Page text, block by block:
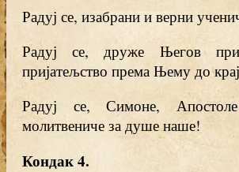
Радуј се, изабрани и верни
Радуј се, друже Његов
пријатељство према Њему до
Радуј се, Симоне,
молитвениче за душе наше!
Кондак 4.